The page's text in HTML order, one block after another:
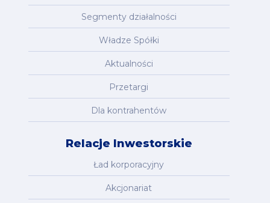
Segmenty działalności
Władze Spółki
Aktualności
Przetargi
Dla kontrahentów
Relacje Inwestorskie
Ład korporacyjny
Akcjonariat